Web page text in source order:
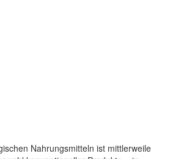
Nahrungsmitteln ist mittlerweile